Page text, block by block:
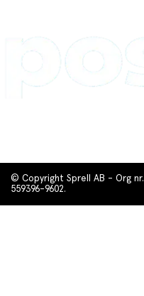
© Copyright Sprell AB - Org nr.
559396-9602.